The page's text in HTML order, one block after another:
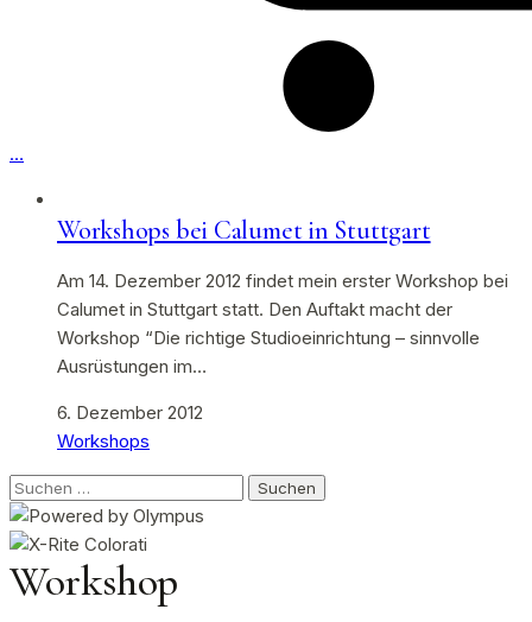
…
Workshops bei Calumet in Stuttgart
Am 14. Dezember 2012 findet mein erster Workshop bei
Calumet in Stuttgart statt. Den Auftakt macht der
Workshop “Die richtige Studioeinrichtung – sinnvolle
Ausrüstungen im…
6. Dezember 2012
Workshops
Suchen
nach:
Workshop